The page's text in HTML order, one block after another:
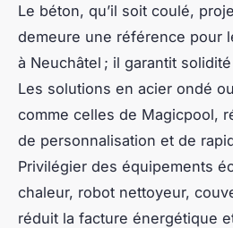
Le béton, qu’il soit coulé,
demeure une référence pour
à Neuchâtel ; il garantit
Les solutions en acier ondé
comme celles de Magicpool,
de personnalisation et de
Privilégier des équipements
chaleur, robot nettoyeur,
réduit la facture énergétique